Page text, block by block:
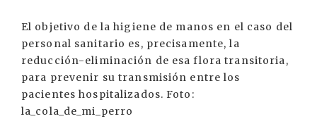
El objetivo de la higiene de manos en el caso del
personal sanitario es, precisamente, la
reducción-eliminación de esa flora transitoria,
para prevenir su transmisión entre los
pacientes hospitalizados. Foto:
la_cola_de_mi_perro